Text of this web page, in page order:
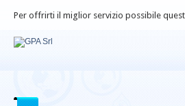
Per offrirti il miglior servizio possibile